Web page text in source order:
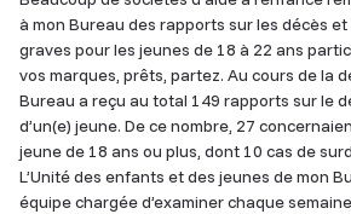
à mon Bureau des rapports sur les décès
graves pour les jeunes de 18 à 22 ans
vos marques, prêts, partez. Au cours de la
Bureau a reçu au total 149 rapports sur le
d’un(e) jeune. De ce nombre, 27
jeune de 18 ans ou plus, dont 10 cas de
L’Unité des enfants et des jeunes de mon
équipe chargée d’examiner chaque